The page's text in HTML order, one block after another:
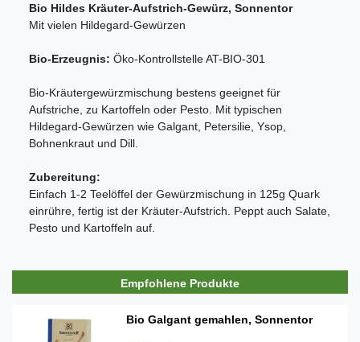
Bio Hildes Kräuter-Aufstrich-Gewürz, Sonnentor
Mit vielen Hildegard-Gewürzen
Bio-Erzeugnis: Öko-Kontrollstelle AT-BIO-301
Bio-Kräutergewürzmischung bestens geeignet für
Aufstriche, zu Kartoffeln oder Pesto. Mit typischen
Hildegard-Gewürzen wie Galgant, Petersilie, Ysop,
Bohnenkraut und Dill.
Zubereitung:
Einfach 1-2 Teelöffel der Gewürzmischung in 125g Quark
einrühre, fertig ist der Kräuter-Aufstrich. Peppt auch Salate,
Pesto und Kartoffeln auf.
Empfohlene Produkte
Bio Galgant gemahlen, Sonnentor